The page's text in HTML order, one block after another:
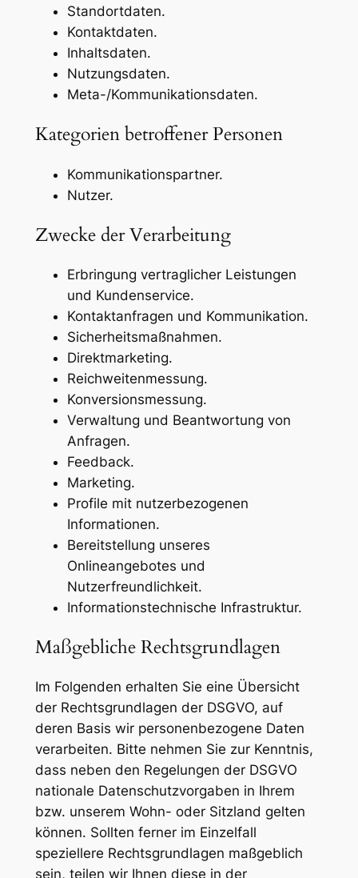
Standortdaten.
Kontaktdaten.
Inhaltsdaten.
Nutzungsdaten.
Meta-/Kommunikationsdaten.
Kategorien betroffener Personen
Kommunikationspartner.
Nutzer.
Zwecke der Verarbeitung
Erbringung vertraglicher Leistungen
und Kundenservice.
Kontaktanfragen und Kommunikation.
Sicherheitsmaßnahmen.
Direktmarketing.
Reichweitenmessung.
Konversionsmessung.
Verwaltung und Beantwortung von
Anfragen.
Feedback.
Marketing.
Profile mit nutzerbezogenen
Informationen.
Bereitstellung unseres
Onlineangebotes und
Nutzerfreundlichkeit.
Informationstechnische Infrastruktur.
Maßgebliche Rechtsgrundlagen
Im Folgenden erhalten Sie eine Übersicht
der Rechtsgrundlagen der DSGVO, auf
deren Basis wir personenbezogene Daten
verarbeiten. Bitte nehmen Sie zur Kenntnis,
dass neben den Regelungen der DSGVO
nationale Datenschutzvorgaben in Ihrem
bzw. unserem Wohn- oder Sitzland gelten
können. Sollten ferner im Einzelfall
speziellere Rechtsgrundlagen maßgeblich
sein, teilen wir Ihnen diese in der